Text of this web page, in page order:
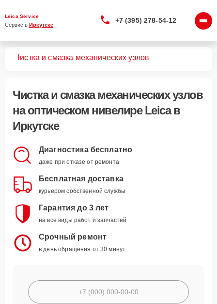
Leica Service
Сервис в Иркутске
+7 (395) 278-54-12
Чистка и смазка механических узлов
Чистка и смазка механических узлов
на оптическом нивелире Leica в
Иркутске
Диагностика бесплатно
даже при отказе от ремонта
Бесплатная доставка
курьером собственной службы
Гарантия до 3 лет
на все виды работ и запчастей
Срочный ремонт
в день обращения от 30 минут